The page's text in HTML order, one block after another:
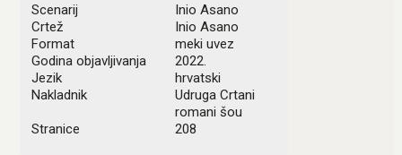
Scenarij
Inio Asano
Crtež
Inio Asano
Format
meki uvez
Godina objavljivanja
2022.
Jezik
hrvatski
Nakladnik
Udruga Crtani
romani šou
Stranice
208